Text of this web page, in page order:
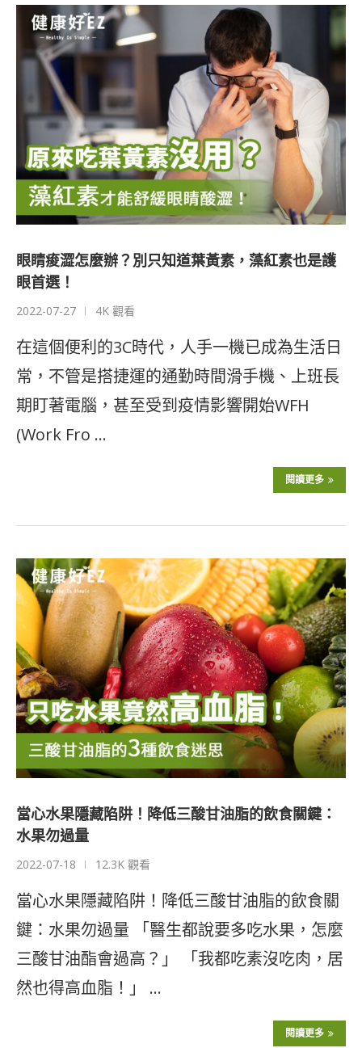
眼睛痠澀怎麼辦？別只知道葉黃素，藻紅素也是護
眼首選！
2022-07-27 4K 觀看
在這個便利的3C時代，人手一機已成為生活日
常，不管是搭捷運的通勤時間滑手機、上班長
期盯著電腦，甚至受到疫情影響開始WFH
(Work Fro …
閱讀更多
當心水果隱藏陷阱！降低三酸甘油脂的飲食關鍵：
水果勿過量
2022-07-18 12.3K 觀看
當心水果隱藏陷阱！降低三酸甘油脂的飲食關
鍵：水果勿過量 「醫生都說要多吃水果，怎麼
三酸甘油酯會過高？」 「我都吃素沒吃肉，居
然也得高血脂！」 …
閱讀更多